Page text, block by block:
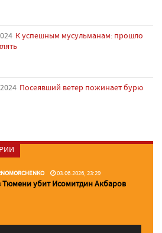
К успешным мусульманам: прошло
Посеявший ветер пожинает бурю
03.06.2026, 23:29
Тюмени убит Исомитдин Акбаров